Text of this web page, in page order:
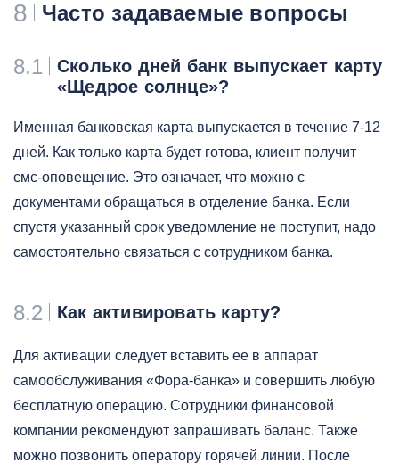
8 Часто задаваемые вопросы
8.1
Сколько дней банк выпускает карту
«Щедрое солнце»?
Именная банковская карта выпускается в течение 7-12
дней. Как только карта будет готова, клиент получит
смс-оповещение. Это означает, что можно с
документами обращаться в отделение банка. Если
спустя указанный срок уведомление не поступит, надо
самостоятельно связаться с сотрудником банка.
8.2 Как активировать карту?
Для активации следует вставить ее в аппарат
самообслуживания «Фора-банка» и совершить любую
бесплатную операцию. Сотрудники финансовой
компании рекомендуют запрашивать баланс. Также
можно позвонить оператору горячей линии. После